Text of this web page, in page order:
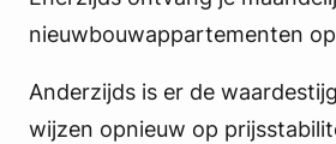
nieuwbouwappartementen
Anderzijds is er de
wijzen opnieuw op